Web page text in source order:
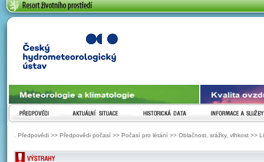
ČESKÝ HYDROMETEOROLOGICKÝ ÚSTAV
PŘEDPOVĚDI AKTUÁLNÍ SITUACE HISTORICKÁ DATA INFORMACE A
. Předpovědi >> Předpovědi počasí >> Počasí pro létání >> Oblačnost, srážky, vlhkost >>
ZOBRAZENI VYSTRAH